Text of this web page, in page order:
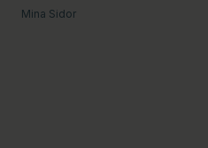
Mina Sidor